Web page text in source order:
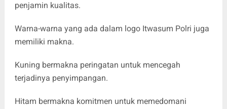
penjamin kualitas.
Warna-warna yang ada dalam logo Itwasum Polri juga
memiliki makna.
Kuning bermakna peringatan untuk mencegah
terjadinya penyimpangan.
Hitam bermakna komitmen untuk memedomani